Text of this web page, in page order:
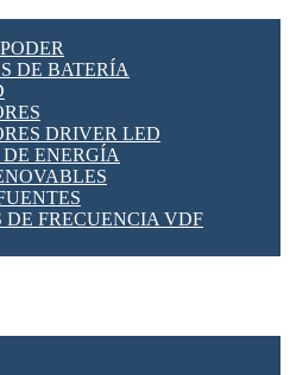
DE CABLE
IOT
DE BATERÍA
DRIVER LED
ENERGÍA
FRECUENCIA VDF